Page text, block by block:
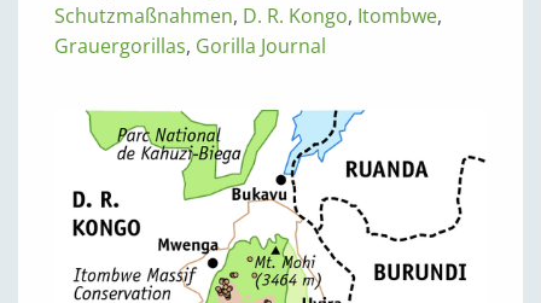
Schutzmaßnahmen, D. R. Kongo, Itombwe,
Grauergorillas, Gorilla Journal